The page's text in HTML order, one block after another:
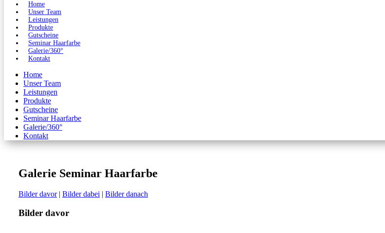
Home
Unser Team
Leistungen
Produkte
Gutscheine
Seminar Haarfarbe
Galerie/360°
Kontakt
Home
Unser Team
Leistungen
Produkte
Gutscheine
Seminar Haarfarbe
Galerie/360°
Kontakt
Galerie Seminar Haarfarbe
Bilder davor| Bilder dabei | Bilder danach
Bilder davor